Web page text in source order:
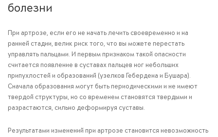
болезни
При артрозе, если его не начать лечить своевременно и на
ранней стадии, велик риск того, что вы можете перестать
управлять пальцами. И первым признаком такой опасности
считается появление в суставах пальцев ног небольших
припухлостей и образований (узелков Гебердена и Бушара).
Сначала образования могут быть периодическими и не имеют
твердой структуры, но со временем становятся твердыми и
разрастаются, сильно деформируя суставы.
Результатами изменений при артрозе становится невозможность